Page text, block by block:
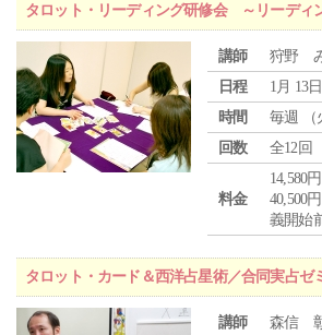
タロット・リーディング研修会 ～リーディ
講師
狩野
日程
1月 13
時間
毎週 （
回数
全12回
料金
14,580
40,500
義開始
タロット・カード＆西洋占星術／合同実占
講師
森信